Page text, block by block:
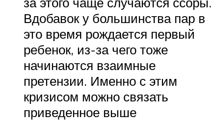
Вдобавок у большинства пар в
это время рождается первый
ребенок, из-за чего тоже
начинаются взаимные
претензии. Именно с этим
кризисом можно связать
приведенное выше